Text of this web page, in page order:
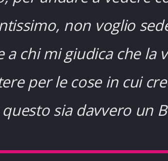
non voglio
a chi mi giudica che la
per le cose in cui
sia davvero un